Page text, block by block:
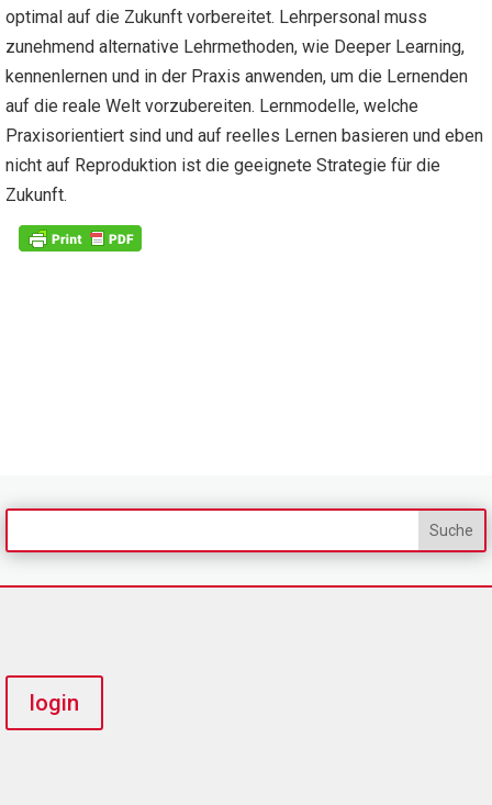
optimal auf die Zukunft vorbereitet. Lehrpersonal muss
zunehmend alternative Lehrmethoden, wie Deeper Learning,
kennenlernen und in der Praxis anwenden, um die Lernenden
auf die reale Welt vorzubereiten. Lernmodelle, welche
Praxisorientiert sind und auf reelles Lernen basieren und eben
nicht auf Reproduktion ist die geeignete Strategie für die
Zukunft.
login